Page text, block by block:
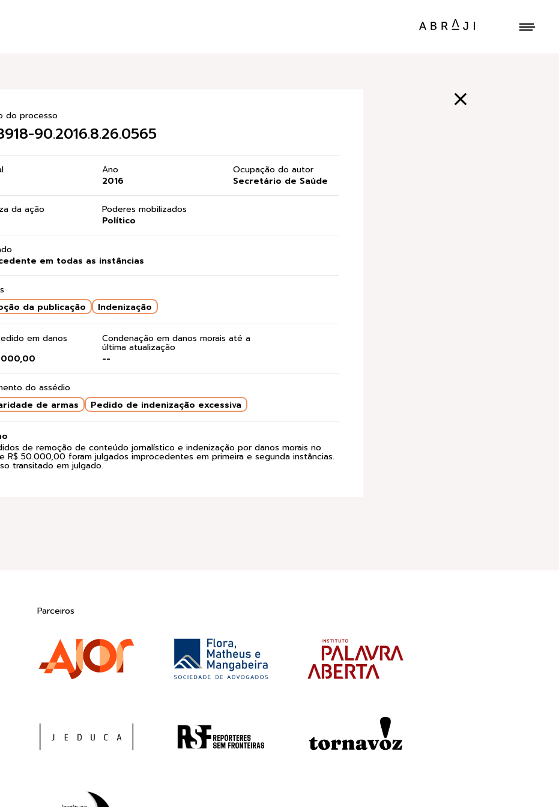
do processo
90.2016.8.26.0565
Ano
2016
Ocupação do autor
Secretário de Saúde
da ação
Poderes mobilizados
Político
em todas as instâncias
da publicação
Indenização
em danos Condenação em danos morais até a
última atualização
--
do assédio
de armas
Pedido de indenização excessiva
de remoção de conteúdo jornalístico e indenização por danos morais no
R$ 50.000,00 foram julgados improcedentes em primeira e segunda instâncias.
transitado em julgado.
Parceiros